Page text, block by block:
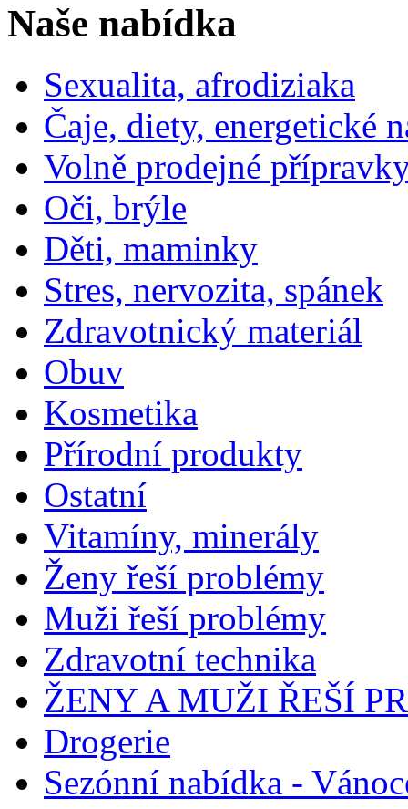
Naše nabídka
Sexualita, afrodiziaka
Čaje, diety, energetické
Volně prodejné
Oči, brýle
Děti, maminky
Stres, nervozita, spánek
Zdravotnický materiál
Obuv
Kosmetika
Přírodní produkty
Ostatní
Vitamíny, minerály
Ženy řeší problémy
Muži řeší problémy
Zdravotní technika
ŽENY A MUŽI ŘEŠÍ
Drogerie
Sezónní nabídka -